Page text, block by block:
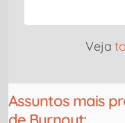
Veja
Assuntos mais